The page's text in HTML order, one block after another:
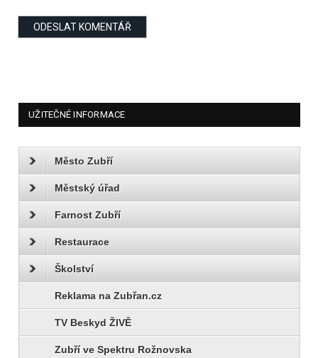
UŽITEČNÉ INFORMACE
Město Zubří
Městský úřad
Farnost Zubří
Restaurace
Školství
Reklama na Zubřan.cz
TV Beskyd ŽIVĚ
Zubří ve Spektru Rožnovska